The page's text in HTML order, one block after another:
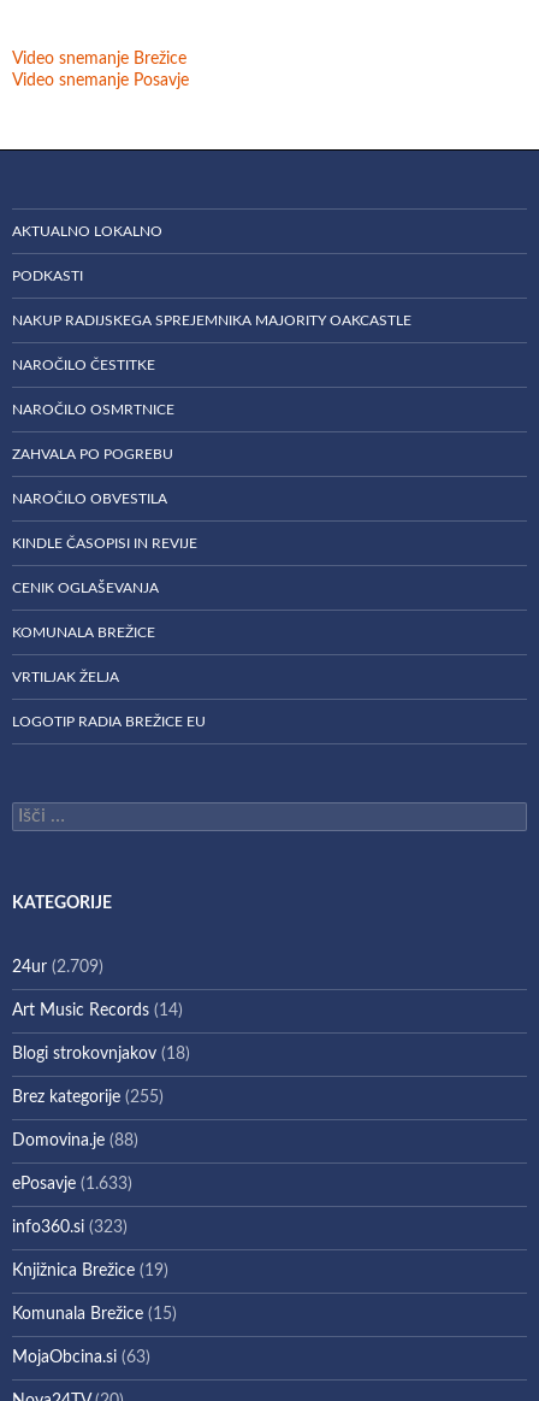
Video snemanje Brežice
Video snemanje Posavje
AKTUALNO LOKALNO
PODKASTI
NAKUP RADIJSKEGA SPREJEMNIKA MAJORITY OAKCASTLE
NAROČILO ČESTITKE
NAROČILO OSMRTNICE
ZAHVALA PO POGREBU
NAROČILO OBVESTILA
KINDLE ČASOPISI IN REVIJE
CENIK OGLAŠEVANJA
KOMUNALA BREŽICE
VRTILJAK ŽELJA
LOGOTIP RADIA BREŽICE EU
Išči:
KATEGORIJE
24ur (2.709)
Art Music Records (14)
Blogi strokovnjakov (18)
Brez kategorije (255)
Domovina.je (88)
ePosavje (1.633)
info360.si (323)
Knjižnica Brežice (19)
Komunala Brežice (15)
MojaObcina.si (63)